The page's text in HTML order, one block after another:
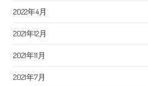
2022年4月
2021年12月
2021年11月
2021年7月